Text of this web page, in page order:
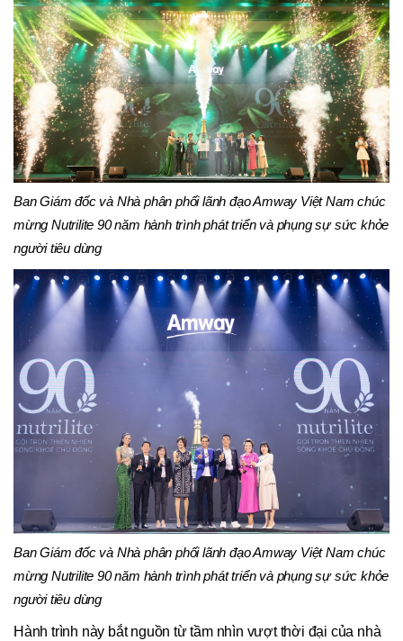
Ban Giám đốc và Nhà phân phối lãnh đạo Amway Việt Nam chúc
mừng Nutrilite 90 năm hành trình phát triển và phụng sự sức khỏe
người tiêu dùng
Ban Giám đốc và Nhà phân phối lãnh đạo Amway Việt Nam chúc
mừng Nutrilite 90 năm hành trình phát triển và phụng sự sức khỏe
người tiêu dùng
Hành trình này bắt nguồn từ tầm nhìn vượt thời đại của nhà